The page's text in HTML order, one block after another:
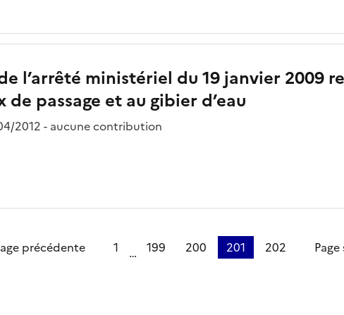
l’arrêté ministériel du 19 janvier 2009
de passage et au gibier d’eau
2012 - aucune contribution
page
précédente 1 … 199 200 201 202